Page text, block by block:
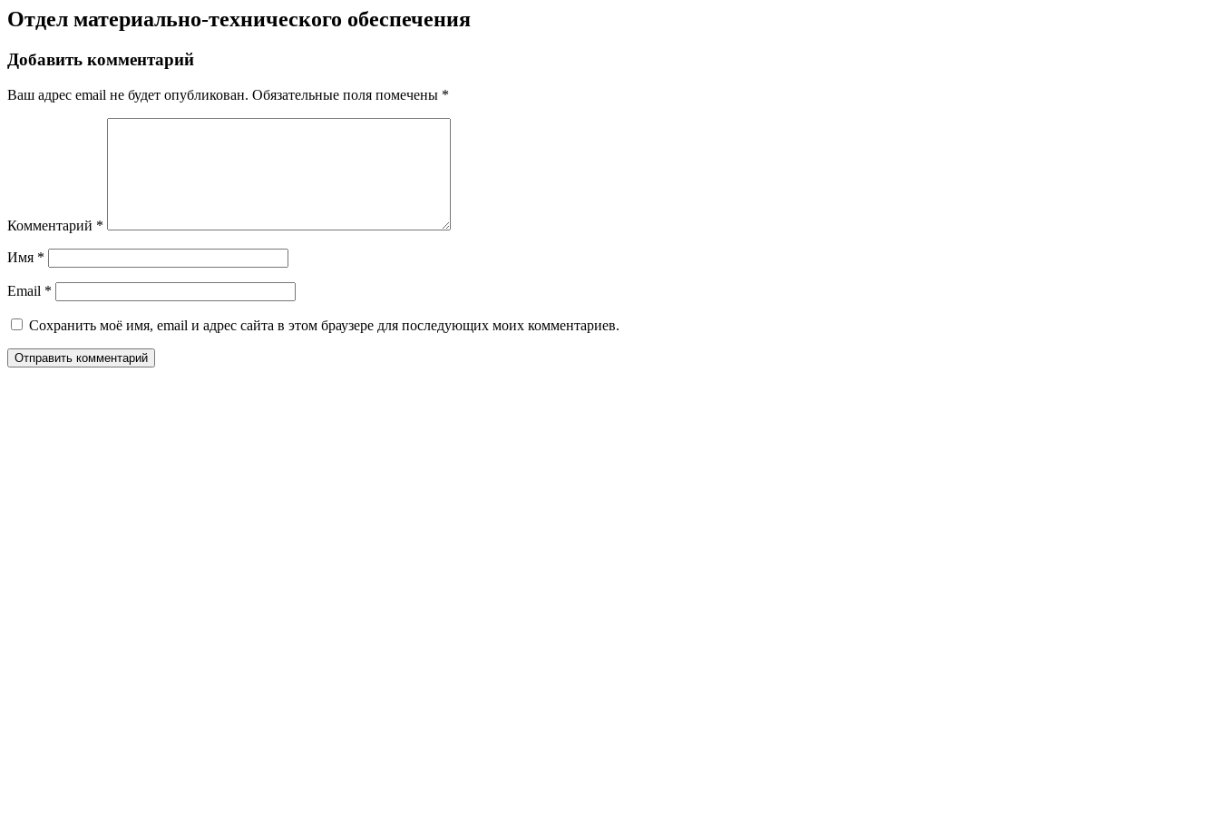
Отдел материально-технического обеспечения
Добавить комментарий
Ваш адрес email не будет опубликован. Обязательные поля помечены *
Комментарий *
Имя *
Email *
Сохранить моё имя, email и адрес сайта в этом браузере для последующих моих комментариев.